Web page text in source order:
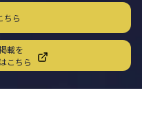
ちら
載を
こちら